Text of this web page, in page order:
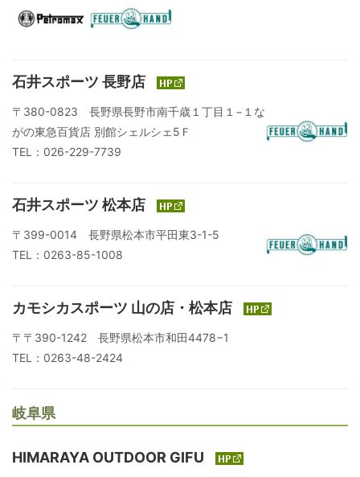
石井スポーツ 長野店
〒380-0823 長野県長野市南千歳１丁目１−１な
がの東急百貨店 別館シェルシェ5Ｆ
TEL：026-229-7739
石井スポーツ 松本店
〒399-0014 長野県松本市平田東3-1-5
TEL：0263-85-1008
カモシカスポーツ 山の店・松本店
〒〒390-1242 長野県松本市和田4478−1
TEL：0263-48-2424
岐阜県
HIMARAYA OUTDOOR GIFU